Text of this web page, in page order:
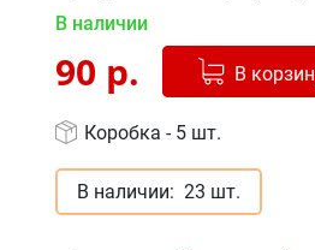
В наличии
90 р. В
Добавлено в
Коробка - 5 шт.
В наличии: 23 шт.